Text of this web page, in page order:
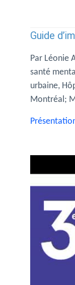
Guide
Par Léonie
santé
urbaine,
Montréal;